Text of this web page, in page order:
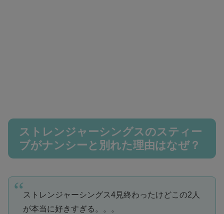
ストレンジャーシングスのスティー
ブがナンシーと別れた理由はなぜ？
ストレンジャーシングス4見終わったけどこの2人
が本当に好きすぎる。。。